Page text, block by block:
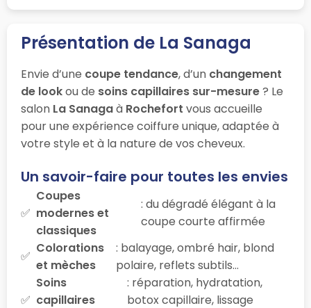
Présentation de La Sanaga
Envie d’une coupe tendance, d’un changement
de lookou de soins capillaires sur-mesure? Le
salon La Sanagaà Rochefort vous accueille
pour une expérience coiffure unique, adaptée à
votre style et à la nature de vos cheveux.
Un savoir-faire pour toutes les envies
Coupes
modernes et
classiques
: du dégradé élégant à la
coupe courte affirmée
Colorations
et mèches
: balayage, ombré hair, blond
polaire, reflets subtils…
Soins
capillaires
: réparation, hydratation,
botox capillaire, lissage